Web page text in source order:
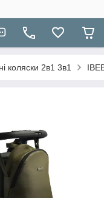
коляски 2в1 3в1